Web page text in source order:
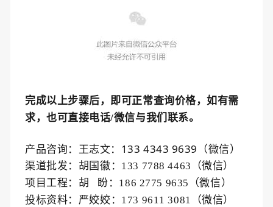
完成以上步骤后，即可正常查询价格，如有需
求，也可直接电话/微信与我们 联系。
产品咨询：王志文：133 4343 9639（微信）
渠道批发： 胡国徽 ： 133 7788 4463（微信）
项目工程： 胡 盼 ： 186 2775 9635（微信）
投标资料： 严姣姣 ： 173 9611 3081（微信）